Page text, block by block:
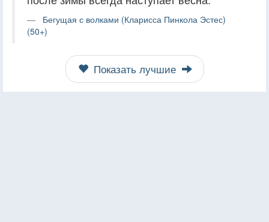
Бегущая с волками (Кларисса Пинкола Эстес)
(50+)
Показать лучшие